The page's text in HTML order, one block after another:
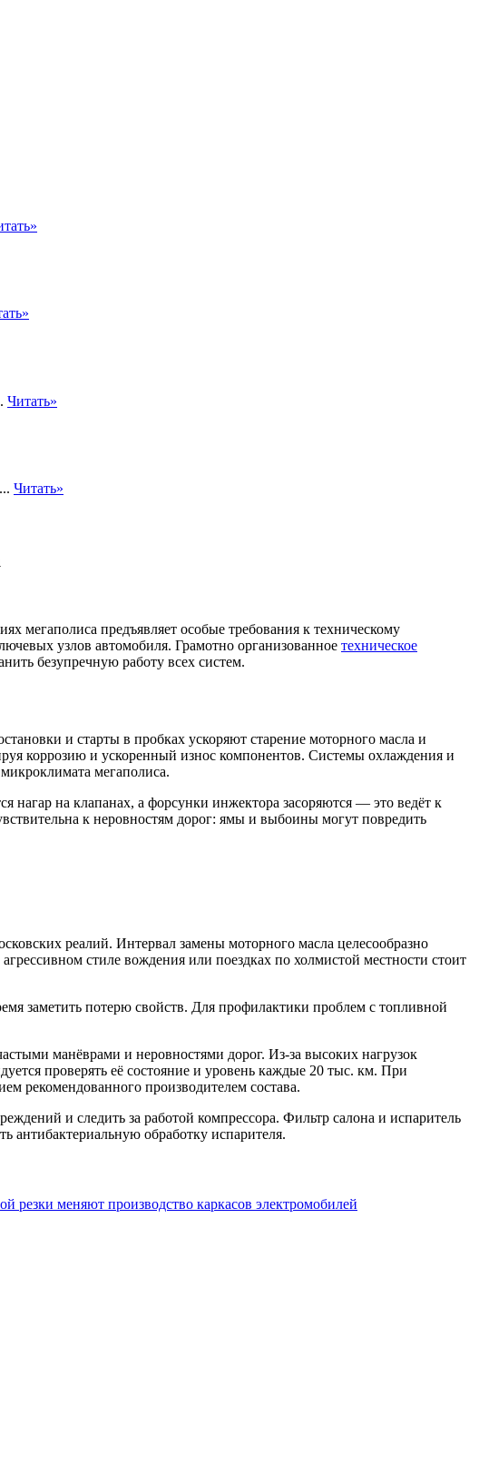
Читать»
Читать»
мегаполиса предъявляет особые требования к техническому
узлов автомобиля. Грамотно организованное техническое
безупречную работу всех систем.
и старты в пробках ускоряют старение моторного масла и
коррозию и ускоренный износ компонентов. Системы охлаждения и
мегаполиса.
нагар на клапанах, а форсунки инжектора засоряются — это ведёт к
к неровностям дорог: ямы и выбоины могут повредить
реалий. Интервал замены моторного масла целесообразно
стиле вождения или поездках по холмистой местности стоит
заметить потерю свойств. Для профилактики проблем с топливной
манёврами и неровностями дорог. Из-за высоких нагрузок
проверять её состояние и уровень каждые 20 тыс. км. При
рекомендованного производителем состава.
и следить за работой компрессора. Фильтр салона и испаритель
антибактериальную обработку испарителя.
резки меняют производство каркасов электромобилей